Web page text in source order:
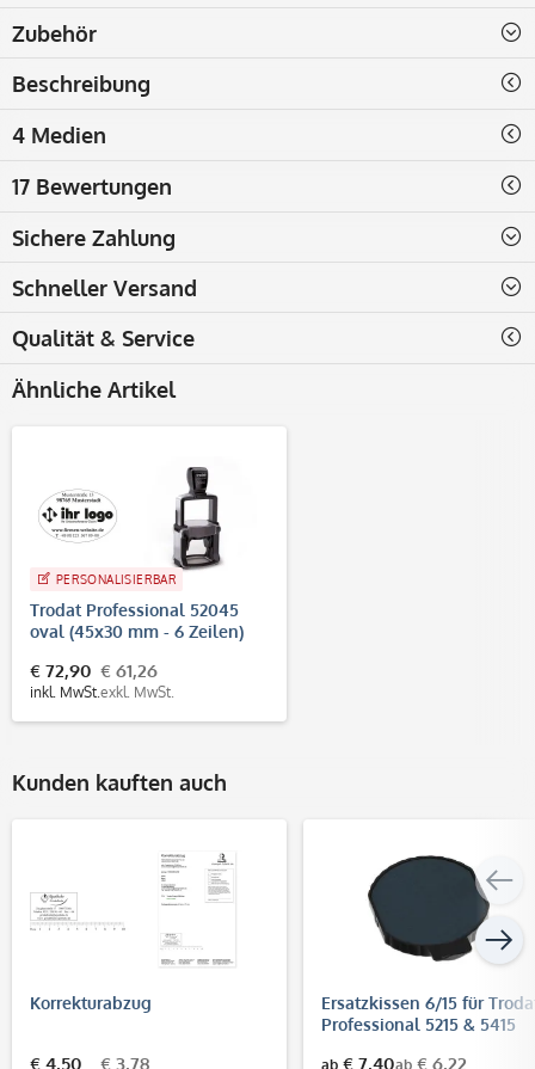
Zubehör
Beschreibung
4 Medien
17 Bewertungen
Sichere Zahlung
Schneller Versand
Qualität & Service
Ähnliche Artikel
PERSONALISIERBAR
Trodat Professional 52045
oval (45x30 mm - 6 Zeilen)
€ 72,90
inkl. MwSt.
€ 61,26
exkl. MwSt.
Kunden kauften auch
Korrekturabzug
€ 4,50 € 3,78
Ersatzkissen 6/15 für
Professional 5215 & 5415
ab € 7,40ab € 6,22